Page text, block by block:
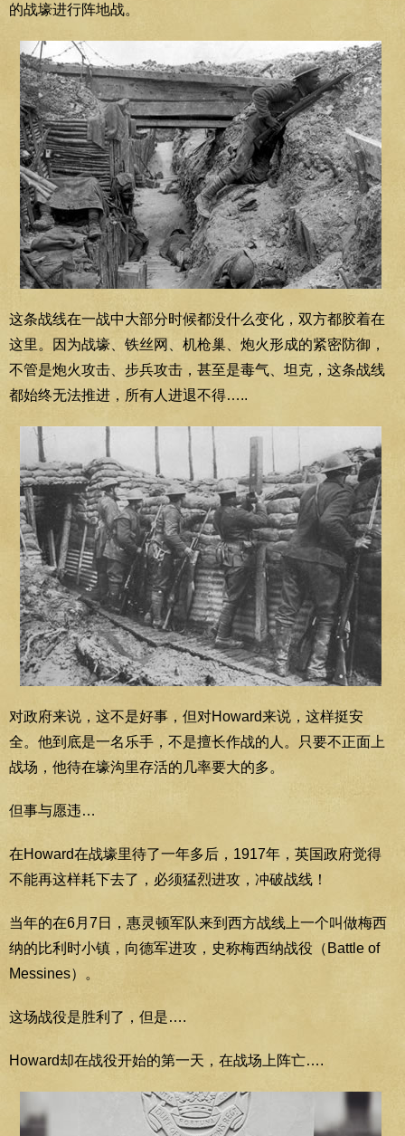
的战壕进行阵地战。
这条战线在一战中大部分时候都没什么变化，双方都胶着在
这里。因为战壕、铁丝网、机枪巢、炮火形成的紧密防御，
不管是炮火攻击、步兵攻击，甚至是毒气、坦克，这条战线
都始终无法推进，所有人进退不得…..
对政府来说，这不是好事，但对Howard来说，这样挺安
全。他到底是一名乐手，不是擅长作战的人。只要不正面上
战场，他待在壕沟里存活的几率要大的多。
但事与愿违…
在Howard在战壕里待了一年多后，1917年，英国政府觉得
不能再这样耗下去了，必须猛烈进攻，冲破战线！
当年的在6月7日，惠灵顿军队来到西方战线上一个叫做梅西
纳的比利时小镇，向德军进攻，史称梅西纳战役（Battle of
Messines）。
这场战役是胜利了，但是….
Howard却在战役开始的第一天，在战场上阵亡….